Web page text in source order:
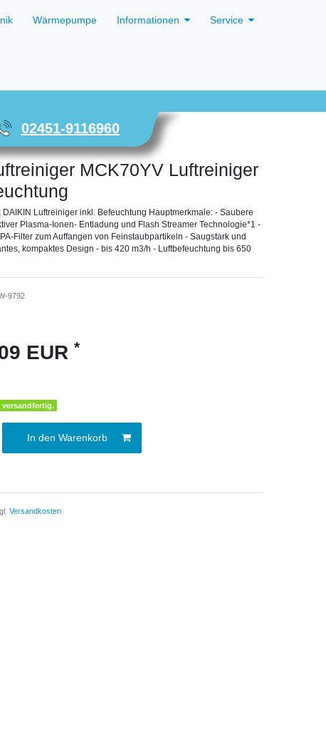
Wärmepumpe Informationen Service
02451-9116960
MCK70YV Luftreiniger
Luftreiniger inkl. Befeuchtung Hauptmerkmale: - Saubere
Plasma-Ionen- Entladung und Flash Streamer Technologie*1 -
Filter zum Auffangen von Feinstaubpartikeln - Saugstark und
kompaktes Design - bis 420 m3/h - Luftbefeuchtung bis 650
9792
EUR *
versandfertig.
In den Warenkorb
Versandkosten